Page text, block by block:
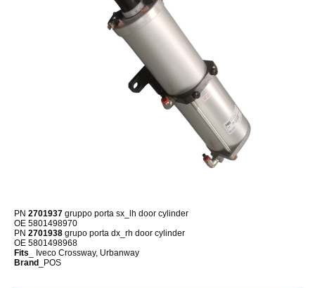
PN 2701937 gruppo porta sx_lh door cylinder
OE 5801498970
PN 2701938 grupo porta dx_rh door cylinder
OE 5801498968
Fits _ Iveco Crossway, Urbanway
Brand
_POS